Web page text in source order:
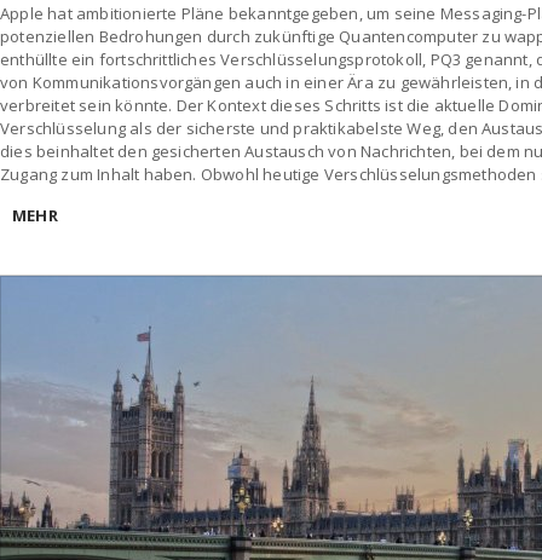
Apple hat ambitionierte Pläne bekanntgegeben, um seine Messaging-
potenziellen Bedrohungen durch zukünftige Quantencomputer zu
enthüllte ein fortschrittliches Verschlüsselungsprotokoll, PQ3
von Kommunikationsvorgängen auch in einer Ära zu gewährleisten, in
verbreitet sein könnte. Der Kontext dieses Schritts ist die aktuelle
Verschlüsselung als der sicherste und praktikabelste Weg, den
dies beinhaltet den gesicherten Austausch von Nachrichten, bei dem
Zugang zum Inhalt haben. Obwohl heutige
MEHR